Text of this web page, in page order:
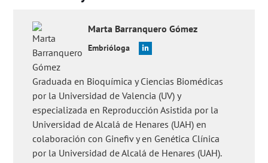
Mar 17. doi: 10.1111/jog.14248.
Wang Z, Gao Y, Zhang D, Li Y, Luo L, Xu Y. Predictive value of
serum β-human chorionic gonadotropin for early pregnancy
outcomes. Arch Gynecol Obstet. 2020 Jan;301(1):295-302. doi:
10.1007/s00404-019-05388-2.
Preguntas de los usuarios:'Si tengo un embarazo gemelar, ¿los
niveles de la beta serán más altos?'
'¿Qué es un
bioquímico?' y'¿Puede ser que tenga un resultado de beta
negativa y estar embarazada?'.
Marta Barranquero Gómez
Embrióloga
Graduada en Bioquímica y Ciencias Biomédicas
por la Universidad de Valencia (UV) y
especializada en Reproducción Asistida por la
Universidad de Alcalá de Henares (UAH) en
colaboración con Ginefiv y en Genética Clínica
por la Universidad de Alcalá de Henares (UAH).